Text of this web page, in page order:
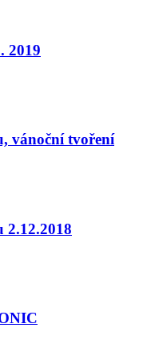
2019
vánoční tvoření
2.12.2018